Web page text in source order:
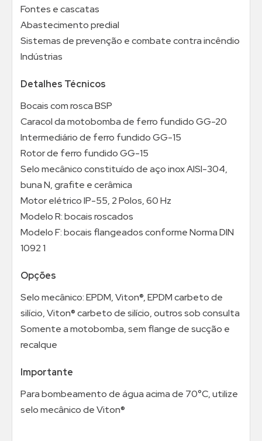
Fontes e cascatas
Abastecimento predial
Sistemas de prevenção e combate contra incêndio
Indústrias
Detalhes Técnicos
Bocais com rosca BSP
Caracol da motobomba de ferro fundido GG-20
Intermediário de ferro fundido GG-15
Rotor de ferro fundido GG-15
Selo mecânico constituído de aço inox AISI-304,
buna N, grafite e cerâmica
Motor elétrico IP-55, 2 Polos, 60 Hz
Modelo R: bocais roscados
Modelo F: bocais flangeados conforme Norma DIN
1092 1
Opções
Selo mecânico: EPDM, Viton®, EPDM carbeto de
silício, Viton® carbeto de silício, outros sob consulta
Somente a motobomba, sem flange de sucção e
recalque
Importante
Para bombeamento de água acima de 70°C, utilize
selo mecânico de Viton®